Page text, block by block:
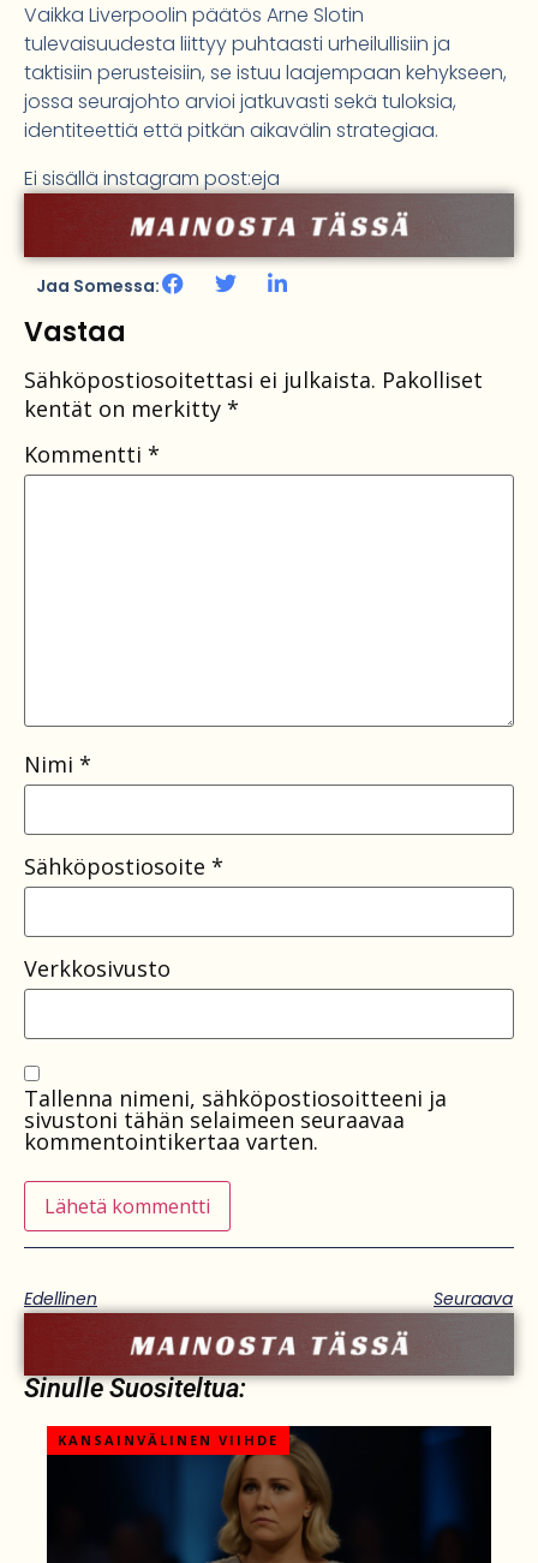
Vaikka Liverpoolin päätös Arne Slotin
tulevaisuudesta liittyy puhtaasti urheilullisiin ja
taktisiin perusteisiin, se istuu laajempaan kehykseen,
jossa seurajohto arvioi jatkuvasti sekä tuloksia,
identiteettiä että pitkän aikavälin strategiaa.
Ei sisällä instagram post:eja
Jaa Somessa:
Vastaa
Sähköpostiosoitettasi ei julkaista. Pakolliset
kentät on merkitty *
Kommentti *
Nimi *
Sähköpostiosoite *
Verkkosivusto
Tallenna nimeni, sähköpostiosoitteeni ja
sivustoni tähän selaimeen seuraavaa
kommentointikertaa varten.
Edellinen Seuraava
Sinulle Suositeltua:
KANSAINVÄLINEN VIIHDE